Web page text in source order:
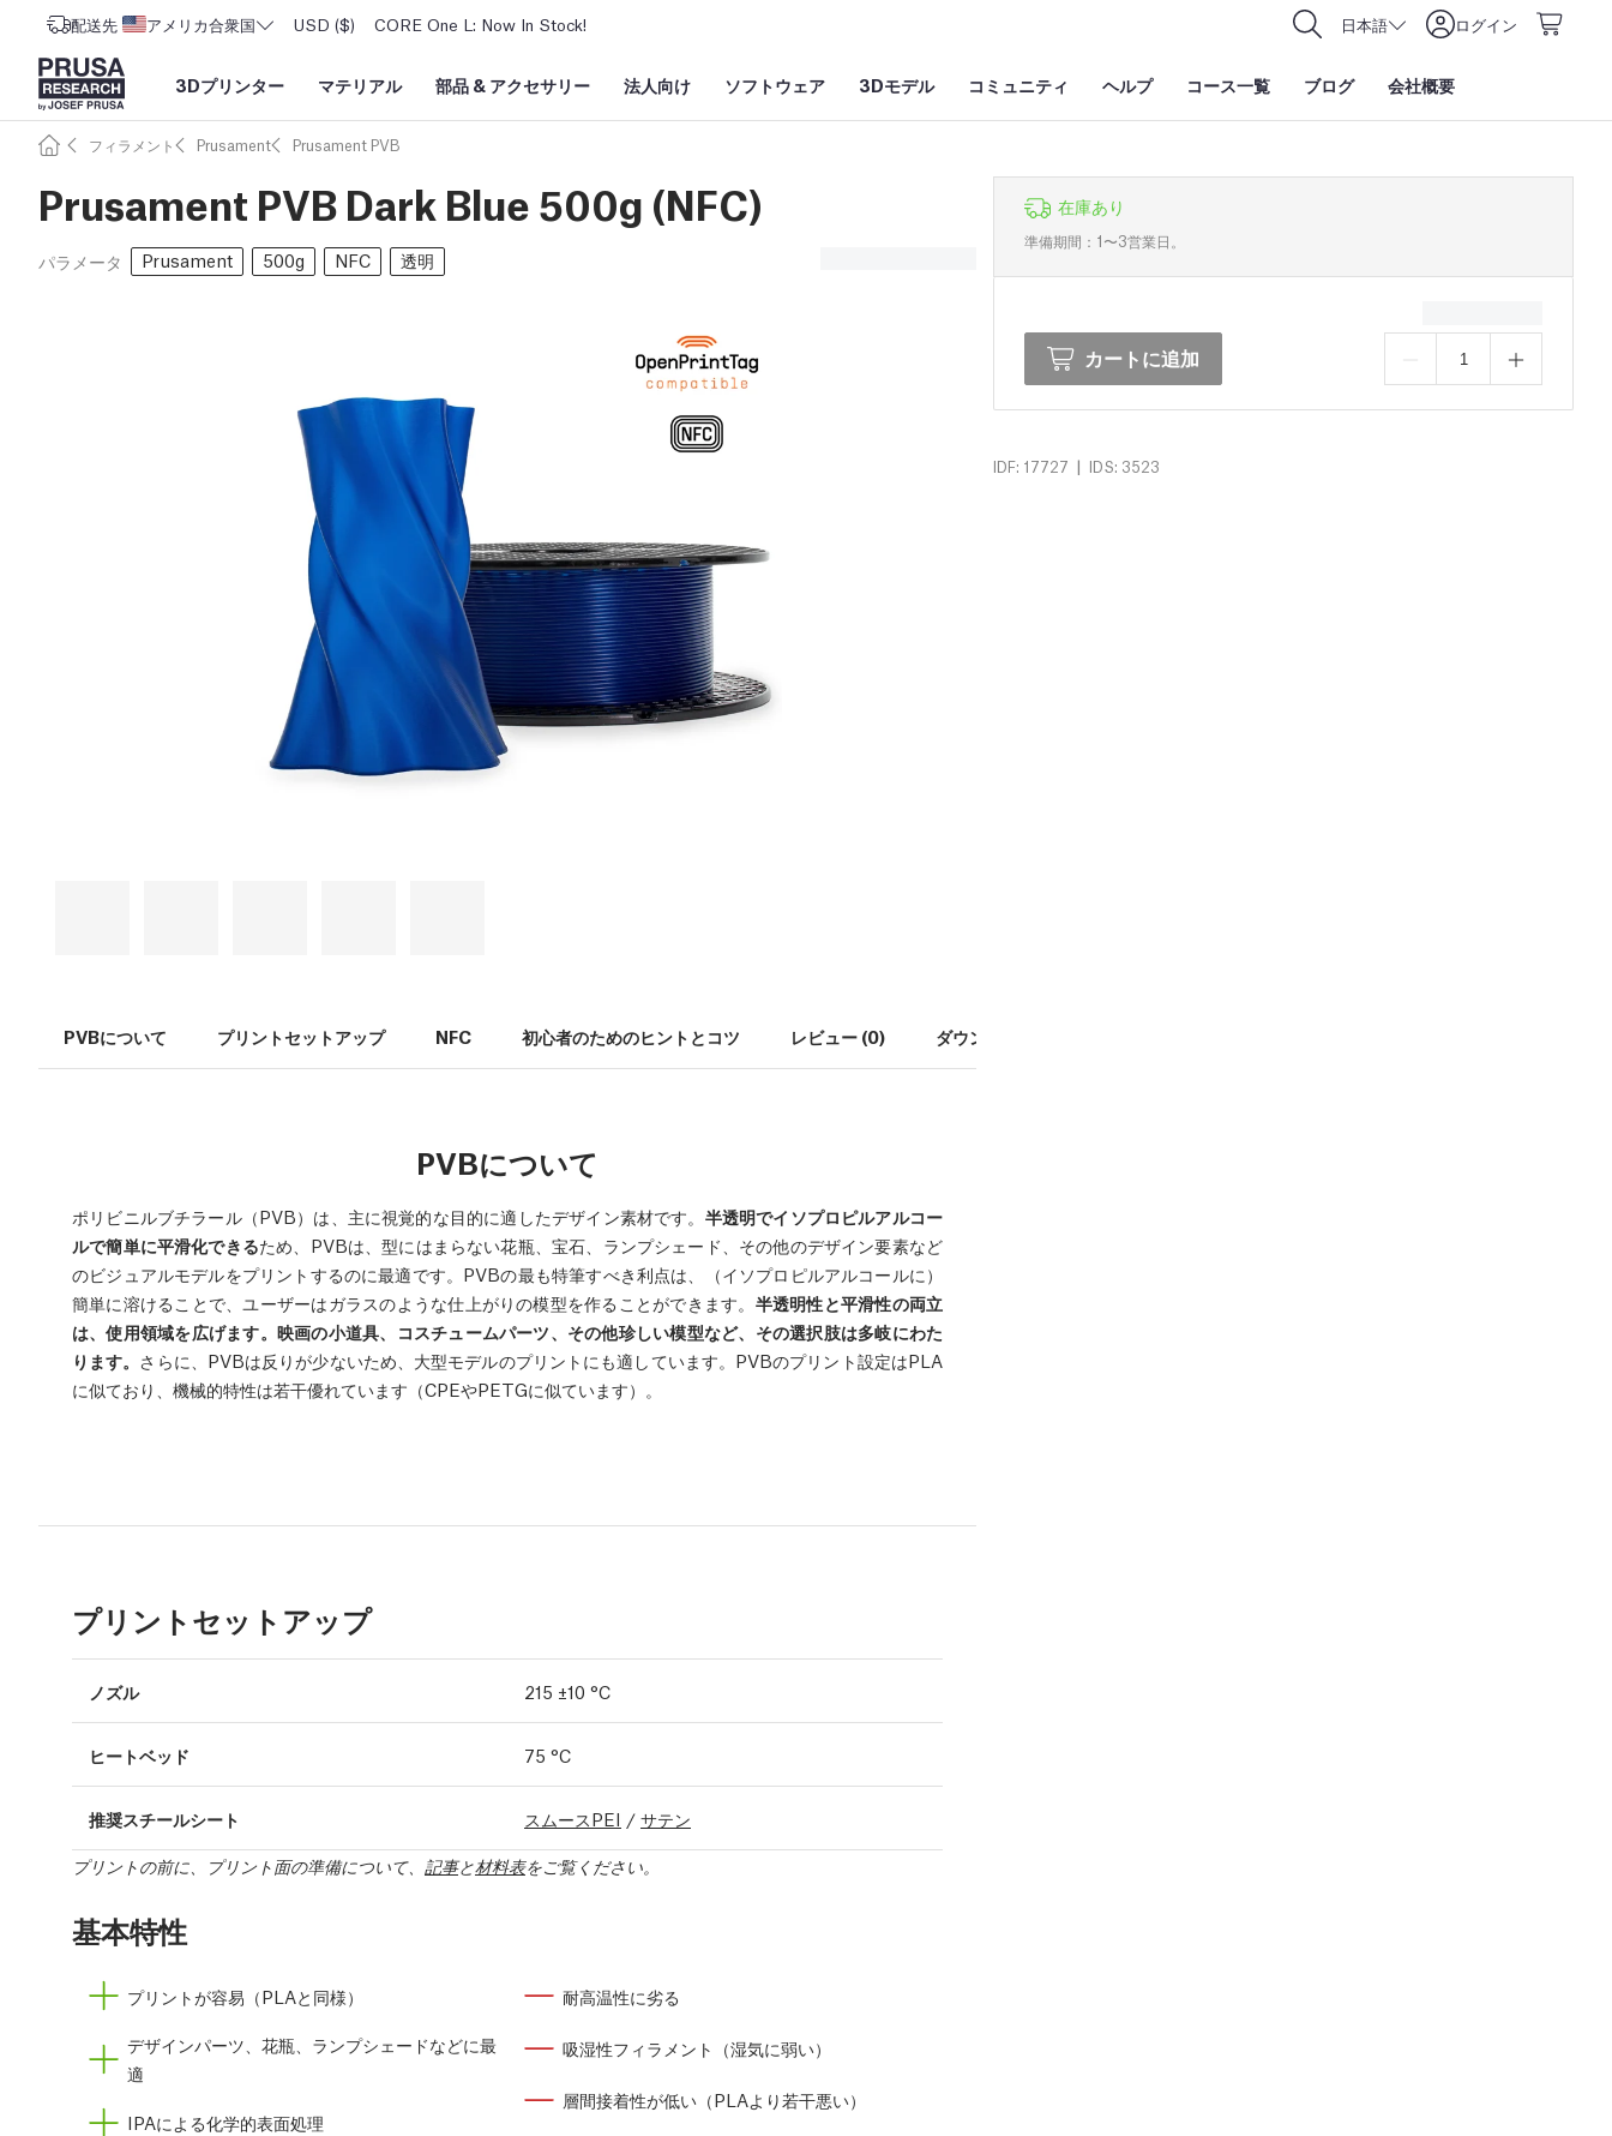
配送先 アメリカ合衆国 USD ($) CORE One L: Now In Stock! 日本語 ログイン
3Dプリンター マテリアル 部品 & アクセサリー 法人向け ソフトウェア 3Dモデル コミュニティ ヘルプ コース一覧 ブログ 会社概要
フィラメント Prusament Prusament PVB
Prusament PVB Dark Blue 500g (NFC)
パラメータ Prusament 500g NFC 透明
在庫あり
準備期間：1〜3営業日。
カートに追加
IDF: 17727 | IDS: 3523
PVBについて プリントセットアップ NFC 初心者のためのヒントとコツ レビュー (0) ダウンロード (14)
PVBについて
ポリビニルブチラール（PVB）は、主に視覚的な目的に適したデザイン素材です。 半透明でイソプロピルアルコー
ルで簡単に平滑化できるため、PVBは、型にはまらない花瓶、宝石、ランプシェード、その他のデザイン要素など
のビジュアルモデルをプリントするのに最適です。PVBの最も特筆すべき利点は、（イソプロピルアルコールに）
簡単に溶けることで、ユーザーはガラスのような仕上がりの模型を作ることができます。 半透明性と平滑性の両立
は、使用領域を広げます。映画の小道具、コスチュームパーツ、その他珍しい模型など、その選択肢は多岐にわた
ります。 さらに、PVBは反りが少ないため、大型モデルのプリントにも適しています。PVBのプリント設定はPLA
に似ており、機械的特性は若干優れています（CPEやPETGに似ています）。
プリントセットアップ
ノズル 215 ±10 °C
ヒートベッド 75 °C
推奨スチールシート スムースPEI / サテン
プリントの前に、プリント面の準備について、 記事と材料表をご覧ください。
基本特性
プリントが容易（PLAと同様）
デザインパーツ、花瓶、ランプシェードなどに最
適
IPAによる化学的表面処理
耐高温性に劣る
吸湿性フィラメント（湿気に弱い）
層間接着性が低い（PLAより若干悪い）